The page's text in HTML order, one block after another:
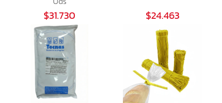
$31.730 $24.463